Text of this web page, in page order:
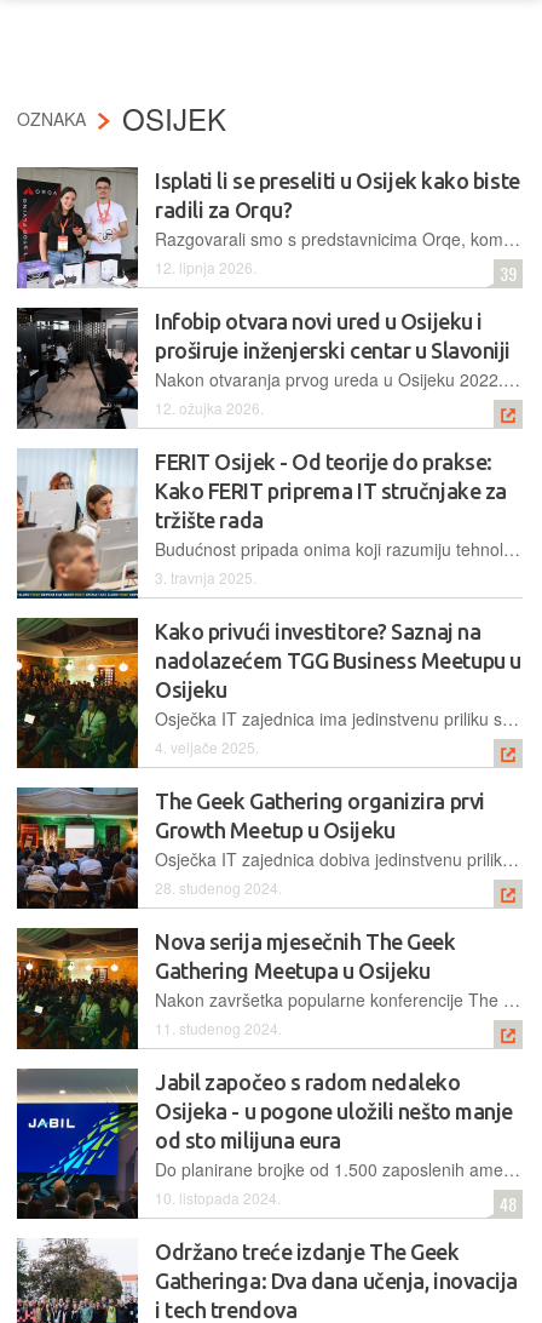
OZNAKA OSIJEK
Isplati li se preseliti u Osijek kako biste
radili za Orqu?
Razgovarali smo s predstavnicima Orqe, kompanije koja se širi diljem svijeta, ali srž proizvodnje i razvoja i dalje drži u Hrvatskoj, o tome kakve stručnjake traže i što im nude ako dođu u Osijek
12. lipnja 2026. 39
Infobip otvara novi ured u Osijeku i
proširuje inženjerski centar u Slavoniji
Nakon otvaranja prvog ureda u Osijeku 2022. godine, nova lokacija potvrđuje usmjerenost na razvoj lokalnih tehnoloških stručnjaka
12. ožujka 2026.
FERIT Osijek - Od teorije do prakse:
Kako FERIT priprema IT stručnjake za
tržište rada
Budućnost pripada onima koji razumiju tehnologiju, a Fakultet elektrotehnike, računarstva i informacijskih tehnologija Osijek (FERIT) mjesto je gdje studenti stječu znanja i vještine potrebne za uspjeh u današnjem dinamičnom IT sektoru
3. travnja 2025.
Kako privući investitore? Saznaj na
nadolazećem TGG Business Meetupu u
Osijeku
Osječka IT zajednica ima jedinstvenu priliku sudjelovati na edukativnim predavanjima posvećenima razvoju poslovanja i investicijama u IT industriji
4. veljače 2025.
The Geek Gathering organizira prvi
Growth Meetup u Osijeku
Osječka IT zajednica dobiva jedinstvenu priliku sudjelovati na edukativnim predavanjima posvećenima rastu digitalnih proizvoda
28. studenog 2024.
Nova serija mjesečnih The Geek
Gathering Meetupa u Osijeku
Nakon završetka popularne konferencije The Geek Gathering, osječka IT zajednica ponovno dobiva priliku za druženje i razmjenu znanja kroz seriju mjesečnih Meetupa – okupljanja namijenjenih svim entuzijastima tehnologije i digitalne inovacije
11. studenog 2024.
Jabil započeo s radom nedaleko
Osijeka - u pogone uložili nešto manje
od sto milijuna eura
Do planirane brojke od 1.500 zaposlenih američka će korporacija doći tijekom naredne dvije do tri godine. Nakon toga taj broj ne bi trebao puno oscilirati, a možda će i rasti
10. listopada 2024. 48
Održano treće izdanje The Geek
Gatheringa: Dva dana učenja, inovacija
i tech trendova